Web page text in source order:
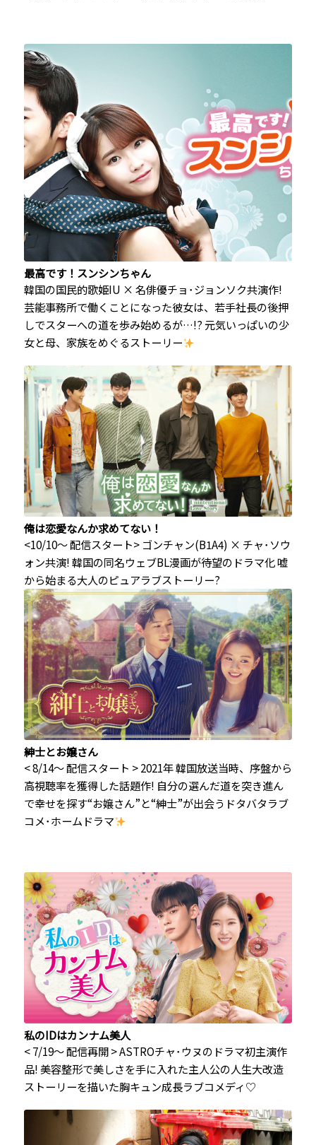
最高です！スンシンちゃん
韓国の国民的歌姫IU × 名俳優チョ･ジョンソク共演作!
芸能事務所で働くことになった彼女は、若手社長の後押
しでスターへの道を歩み始めるが…!? 元気いっぱいの少
女と母、家族をめぐるストーリー
俺は恋愛なんか求めてない！
<10/10～ 配信スタート> ゴンチャン(B1A4) × チャ･ソウ
ォン共演! 韓国の同名ウェブBL漫画が待望のドラマ化 嘘
から始まる大人のピュアラブストーリー?
紳士とお嬢さん
< 8/14～ 配信スタート > 2021年 韓国放送当時、序盤から
高視聴率を獲得した話題作! 自分の選んだ道を突き進ん
で幸せを探す“お嬢さん”と“紳士”が出会うドタバタラブ
コメ･ホームドラマ
私のIDはカンナム美人
< 7/19～ 配信再開 > ASTROチャ･ウヌのドラマ初主演作
品! 美容整形で美しさを手に入れた主人公の人生大改造
ストーリーを描いた胸キュン成長ラブコメディ♡